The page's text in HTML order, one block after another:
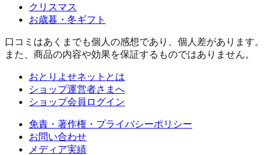
クリスマス
お歳暮・冬ギフト
口コミはあくまでも個人の感想であり、個人差があります。
また、商品の内容や効果を保証するものではありません。
おとりよせネットとは
ショップ運営者さまへ
ショップ会員ログイン
免責・著作権・プライバシーポリシー
お問い合わせ
メディア実績